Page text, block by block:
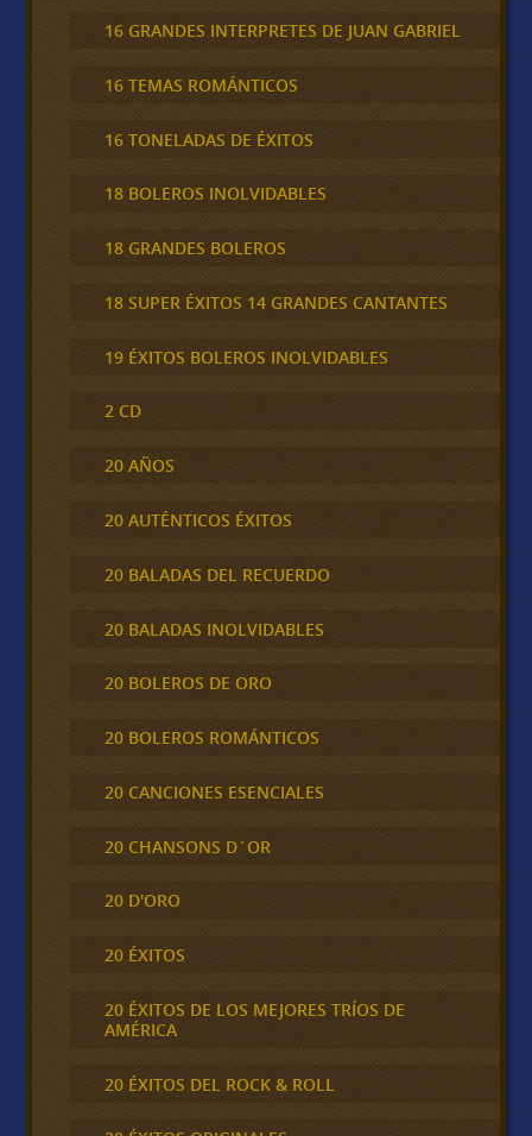
16 GRANDES INTERPRETES DE JUAN GABRIEL
16 TEMAS ROMÁNTICOS
16 TONELADAS DE ÉXITOS
18 BOLEROS INOLVIDABLES
18 GRANDES BOLEROS
18 SUPER ÉXITOS 14 GRANDES CANTANTES
19 ÉXITOS BOLEROS INOLVIDABLES
2 CD
20 AÑOS
20 AUTÉNTICOS ÉXITOS
20 BALADAS DEL RECUERDO
20 BALADAS INOLVIDABLES
20 BOLEROS DE ORO
20 BOLEROS ROMÁNTICOS
20 CANCIONES ESENCIALES
20 CHANSONS D´OR
20 D'ORO
20 ÉXITOS
20 ÉXITOS DE LOS MEJORES TRÍOS DE
AMÉRICA
20 ÉXITOS DEL ROCK & ROLL